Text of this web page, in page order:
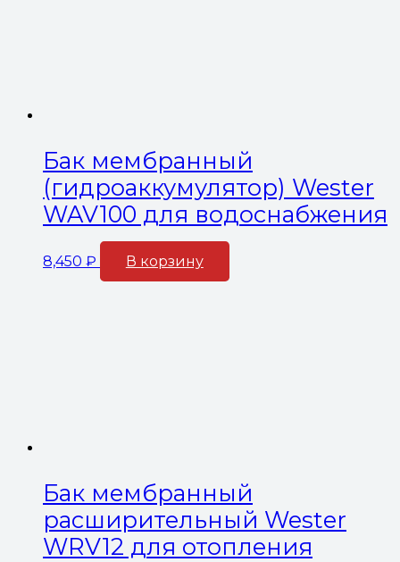
Бак мембранный
(гидроаккумулятор) Wester
WAV100 для водоснабжения
8,450 ₽ В корзину
Бак мембранный
расширительный Wester
WRV12 для отопления